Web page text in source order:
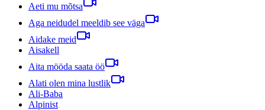
Aeti mu mõtsa
Aga neidudel meeldib see väga
Aidake meid
Aisakell
Aita mööda saata öö
Alati olen mina lustlik
Ali-Baba
Alpinist